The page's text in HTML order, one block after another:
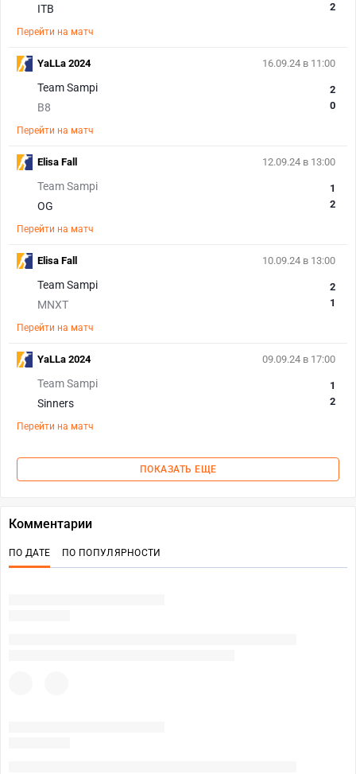
ITB 2
Перейти на матч
16.09.24 в 11:00
Team Sampi
B8
2
0
Перейти на матч
YaLLa 2024
12.09.24 в 13:00
Team Sampi
OG
1
2
Перейти на матч
Elisa Fall
10.09.24 в 13:00
Team Sampi
MNXT
2
1
Перейти на матч
Elisa Fall
09.09.24 в 17:00
Team Sampi
Sinners
1
2
Перейти на матч
YaLLa 2024
ПОКАЗАТЬ ЕЩЕ
Комментарии
ПО ДАТЕ ПО ПОПУЛЯРНОСТИ